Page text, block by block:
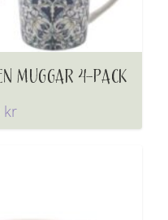
MUGGAR 4-PACK
kr